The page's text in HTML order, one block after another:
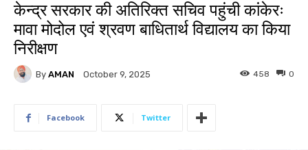
केन्द्र सरकार की अतिरिक्त सचिव पहुंची कांकेरः
मावा मोदोल एवं श्रवण बाधितार्थ विद्यालय का किया
निरीक्षण
By AMAN October 9, 2025 0
458
Facebook Twitter